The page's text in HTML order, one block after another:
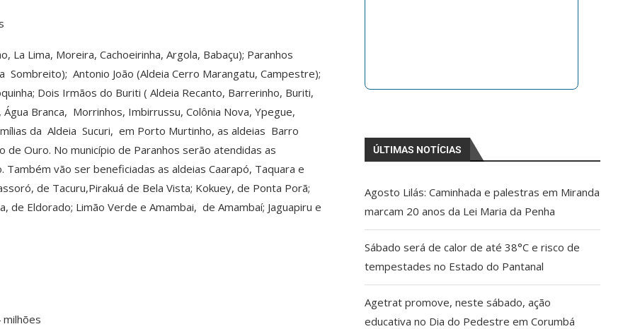
La Lima, Moreira, Cachoeirinha, Argola, Babaçu); Paranhos
Antonio João (Aldeia Cerro Marangatu, Campestre);
Dois Irmãos do Buriti ( Aldeia Recanto, Barrerinho, Buriti,
Branca, Morrinhos, Imbirrussu, Colônia Nova, Ypegue,
da Aldeia Sucuri, em Porto Murtinho, as aldeias Barro
Ouro. No município de Paranhos serão atendidas as
vão ser beneficiadas as aldeias Caarapó, Taquara e
de Tacuru,Pirakuá de Bela Vista; Kokuey, de Ponta Porã;
de Eldorado; Limão Verde e Amambai, de Amambaí; Jaguapiru e
ÚLTIMAS NOTÍCIAS
Agosto Lilás: Caminhada e palestras em Miranda
marcam 20 anos da Lei Maria da Penha
Sábado será de calor de até 38°C e risco de
tempestades no Estado do Pantanal
Agetrat promove, neste sábado, ação
educativa no Dia do Pedestre em Corumbá